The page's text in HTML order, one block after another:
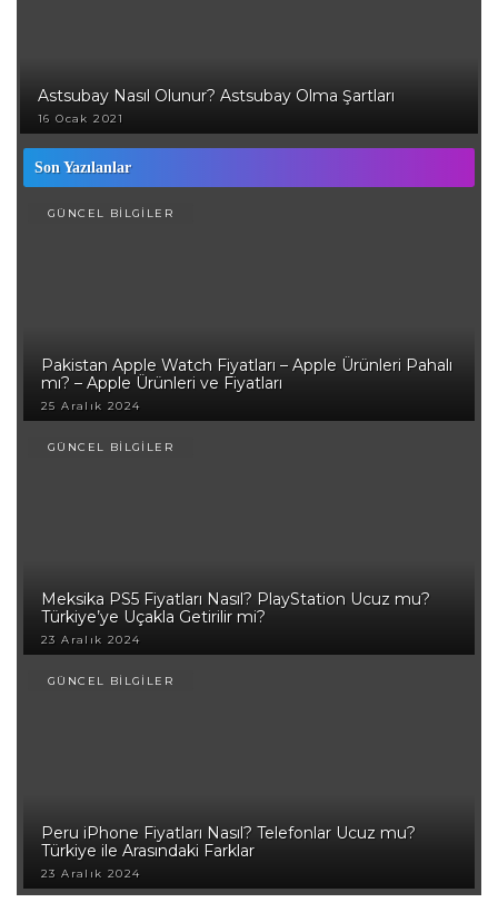
Astsubay Nasıl Olunur? Astsubay Olma Şartları
16 Ocak 2021
Son Yazılanlar
GÜNCEL BİLGİLER
Pakistan Apple Watch Fiyatları – Apple Ürünleri Pahalı
mı? – Apple Ürünleri ve Fiyatları
25 Aralık 2024
GÜNCEL BİLGİLER
Meksika PS5 Fiyatları Nasıl? PlayStation Ucuz mu?
Türkiye’ye Uçakla Getirilir mi?
23 Aralık 2024
GÜNCEL BİLGİLER
Peru iPhone Fiyatları Nasıl? Telefonlar Ucuz mu?
Türkiye ile Arasındaki Farklar
23 Aralık 2024